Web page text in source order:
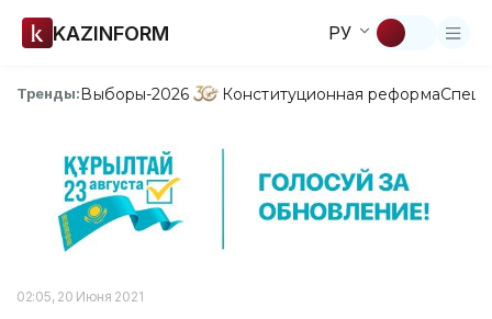
KAZINFORM РУ
Тренды:Выборы-2026 Конституционная реформа
02:05, 20 Июня 2021